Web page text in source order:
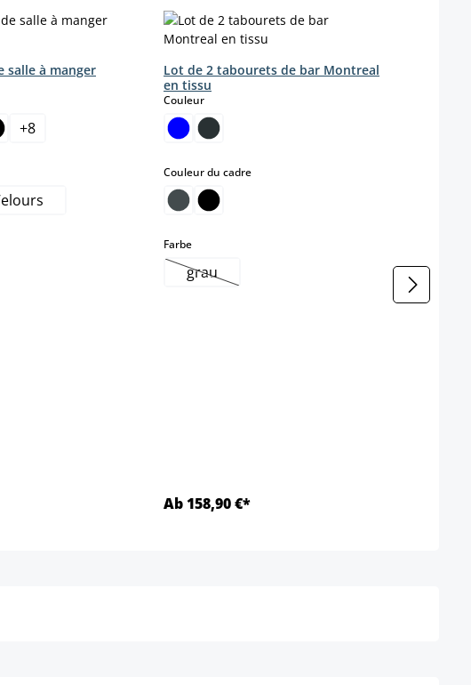
salle à manger
+8
Lot de 2 tabourets de bar Montreal
en tissu
Couleurselect
Couleur du cadreselect
Farbeselect
grau(Cette option n'est pas disponible pour le
Ab 158,90 €*